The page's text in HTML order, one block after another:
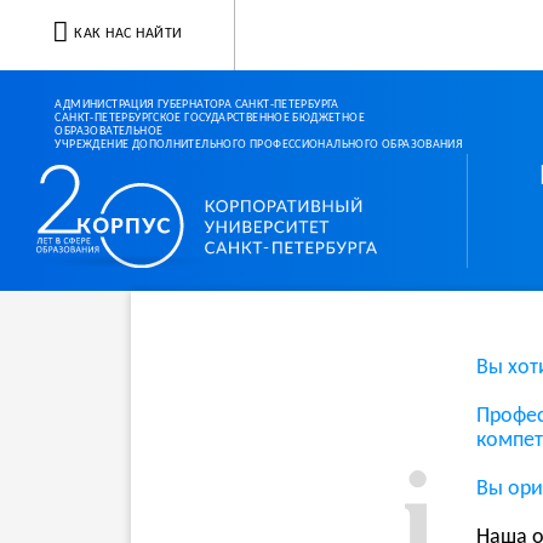
АДМИНИСТРАЦИЯ ГУБЕРНАТОРА САНКТ-ПЕТЕРБУРГА
САНКТ-ПЕТЕРБУРГСКОЕ ГОСУДАРСТВЕННОЕ БЮДЖЕТНОЕ
ОБРАЗОВАТЕЛЬНОЕ
УЧРЕЖДЕНИЕ ДОПОЛНИТЕЛЬНОГО ПРОФЕССИОНАЛЬНОГО ОБРАЗОВАНИЯ
Корпоративный
КАК НАС НАЙТИ
Вы
Вы
Наша